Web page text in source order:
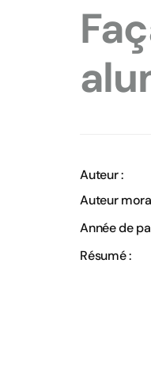
Auteur :
Auteur
Année de
Résumé :